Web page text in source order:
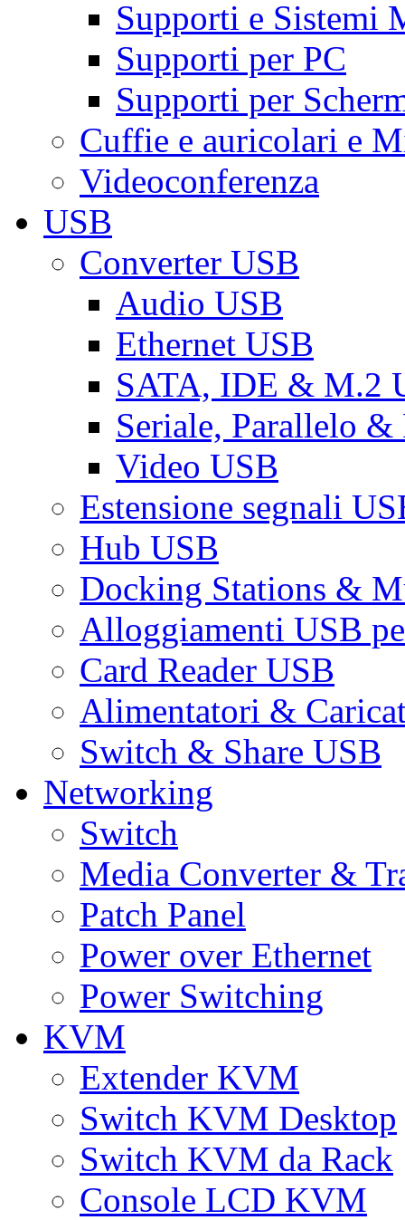
Supporti e Sistemi
Supporti per PC
Supporti per
Cuffie e auricolari e
Videoconferenza
USB
Converter USB
Audio USB
Ethernet USB
SATA, IDE & M.2
Seriale, Parallelo &
Video USB
Estensione segnali
Hub USB
Docking Stations &
Alloggiamenti USB
Card Reader USB
Alimentatori &
Switch & Share USB
Networking
Switch
Media Converter &
Patch Panel
Power over Ethernet
Power Switching
KVM
Extender KVM
Switch KVM Desktop
Switch KVM da Rack
Console LCD KVM